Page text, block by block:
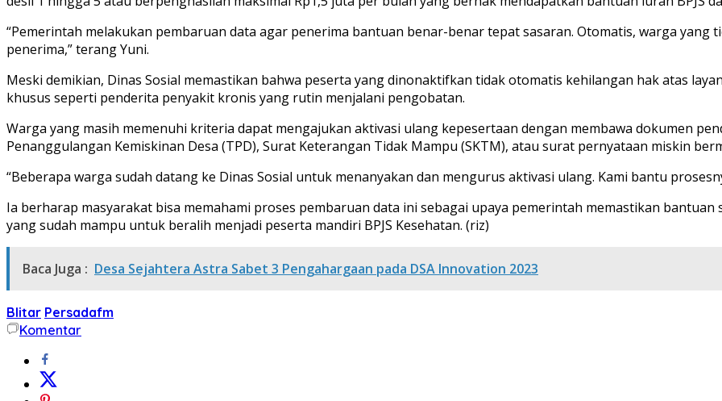
“Pemerintah melakukan pembaruan data agar penerima bantuan benar-benar tepat sasaran. Otomatis, warga
penerima,” terang Yuni.
Meski demikian, Dinas Sosial memastikan bahwa peserta yang dinonaktifkan tidak otomatis kehilangan hak atas
khusus seperti penderita penyakit kronis yang rutin menjalani pengobatan.
Warga yang masih memenuhi kriteria dapat mengajukan aktivasi ulang kepesertaan dengan membawa dokumen
Penanggulangan Kemiskinan Desa (TPD), Surat Keterangan Tidak Mampu (SKTM), atau surat pernyataan miskin
“Beberapa warga sudah datang ke Dinas Sosial untuk menanyakan dan mengurus aktivasi ulang. Kami bantu
Ia berharap masyarakat bisa memahami proses pembaruan data ini sebagai upaya pemerintah memastikan
yang sudah mampu untuk beralih menjadi peserta mandiri BPJS Kesehatan. (riz)
Baca Juga : Desa Sejahtera Astra Sabet 3 Pengahargaan pada DSA Innovation 2023
Blitar Persadafm
Komentar